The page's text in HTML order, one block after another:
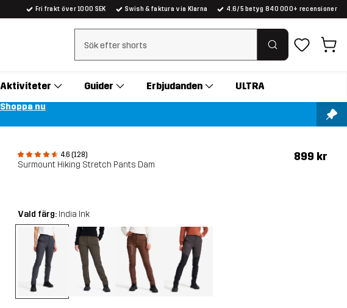
Fri frakt över 1000 SEK Swish & faktura via Klarna 4.6/5 betyg 840 000+ recensioner
Rensa sök
Aktiviteter Guider Erbjudanden ULTRA
Shoppa nu
4.6 (128)
Surmount Hiking Stretch Pants Dam
899 kr
Vald färg: India Ink